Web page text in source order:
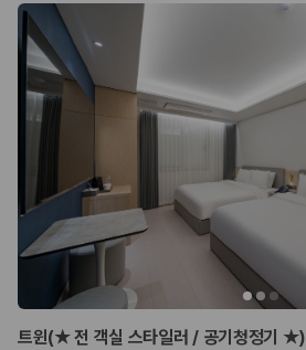
카모아 사이트맵
트윈(★ 전 객실 스타일러 / 공기청정기 ★)